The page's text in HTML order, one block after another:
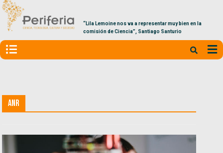
“Lila Lemoine nos va a representar muy bien en la
comisión de Ciencia”, Santiago Santurio
ANR